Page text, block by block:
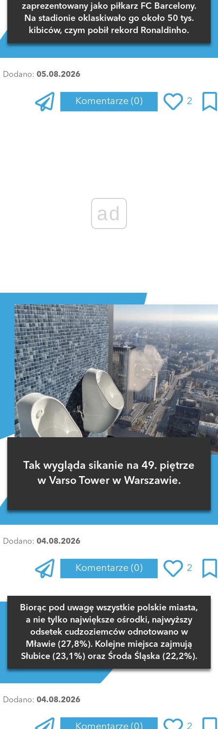
zaprezentowany jako piłkarz FC Barcelony.
Na stadionie oklaskiwało go około 50 tys.
kibiców, czym pobił rekord Ronaldinho.
Dodano: 05.08.2026
Komentarze (0) 2
ad
Tak wygląda sikanie na 49. piętrze
w Varso Tower w Warszawie.
Dodano: 04.08.2026
Komentarze (0) 2
Zaloguj się, aby dodać komentarz
Biorąc pod uwagę wszystkie polskie miasta,
a nie tylko największe ośrodki, najwyższy
odsetek cudzoziemców odnotowano w
Mławie (27,8%). Kolejne miejsca zajmują
Słubice (23,1%) oraz Środa Śląska (22,2%).
Dodano: 04.08.2026